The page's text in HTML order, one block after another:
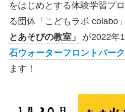
をはじめとする体験学習プ
る団体「こどもラボ colabo
とあそびの教室」
が2022年
石ウォーターフロントパーク
ます！